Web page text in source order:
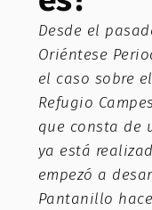
Desde el
Oriéntese
el caso sobre
Refugio
que consta de
ya está
empezó a
Pantanillo